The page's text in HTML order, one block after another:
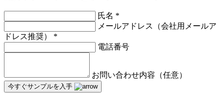
氏名 *
メールアドレス（会社用メールア
ドレス推奨） *
電話番号
お問い合わせ内容（任意）
今すぐサンプルを入手